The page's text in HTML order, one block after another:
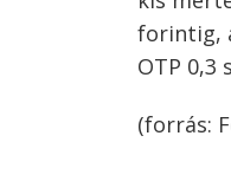
forintig,
OTP 0,3
(forrás: